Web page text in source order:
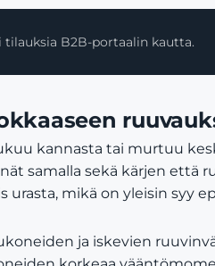
tilauksia B2B-portaalin kautta.
kannasta tai murtuu
samalla sekä kärjen että
mikä on yleisin syy
ja iskevien